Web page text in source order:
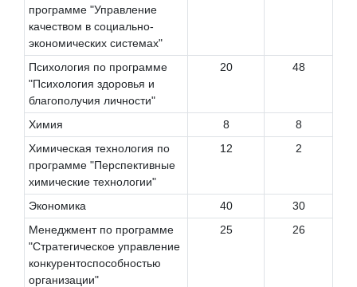
программе "Управление
качеством в социально-
экономических системах"
Психология по программе
"Психология здоровья и
благополучия личности"
20 48
Химия 8
8
Химическая технология по
программе "Перспективные
химические технологии"
12 2
Экономика 40
30
Менеджмент по программе
"Стратегическое управление
конкурентоспособностью
организации"
25 26